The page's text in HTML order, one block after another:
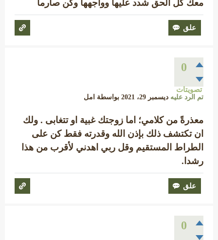
معك كل الحق شدد عليها وواجهها وكن صارماً
0
تصويتات
تم الرد عليه ديسمبر 29، 2021 بواسطة امل
معذرةً من كلامي؛ اما زوجتك غبية او تتغابى . ولك
ان تكتشف ذلك بإذن الله وقدرته فقط كن على
الطراط المستقيم وقل ربي اهدني لأقرب من هذا
رشدا.
0